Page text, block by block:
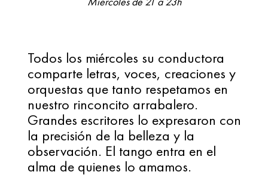
Todos los miércoles su conductora
comparte letras, voces, creaciones y
orquestas que tanto respetamos en
nuestro rinconcito arrabalero.
Grandes escritores lo expresaron con
la precisión de la belleza y la
observación. El tango entra en el
alma de quienes lo amamos.